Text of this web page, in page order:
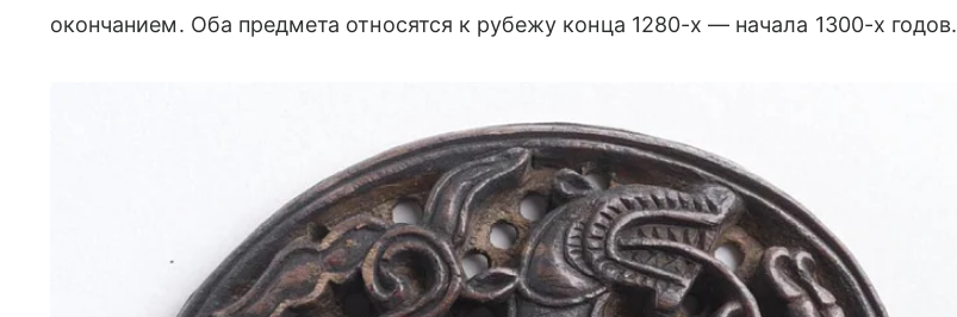
окончанием. Оба предмета относятся к рубежу конца 1280-х — начала 1300-х годов.